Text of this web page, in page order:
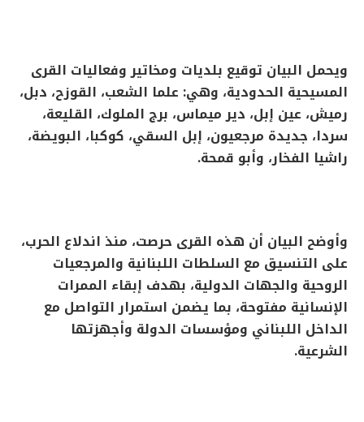
ويحمل البيان توقيع بلديات ومخاتير وفعاليات القرى
المسيحية الحدودية، وهي: علما الشعب، القوزح، دبل،
رميش، عين إبل، دير ميماس، برج الملوك، القليعة،
سردا، جديدة مرجعيون، إبل السقي، كوكبا، البويضة،
راشيا الفخار، وأبو قمحة.
وأوضح البيان أن هذه القرى حرصت، منذ اندلاع الحرب،
على التنسيق مع السلطات اللبنانية والمرجعيات
الروحية والجهات الدولية، بهدف إبقاء الممرات
الإنسانية مفتوحة، بما يضمن استمرار التواصل مع
الداخل اللبناني ومؤسسات الدولة وأجهزتها
الشرعية.